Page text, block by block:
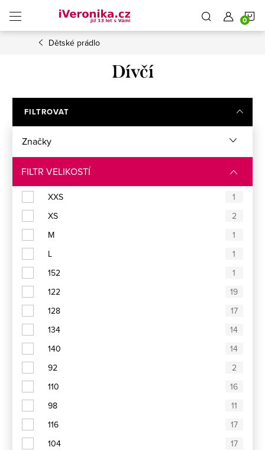
obsah
Dětské prádlo
Dívčí
FILTROVAT
Značky
FILTR VELIKOSTÍ
XXS
1
XS
2
M
1
L
1
152
1
122
19
128
17
134
14
140
14
92
2
110
16
98
11
116
17
104
17